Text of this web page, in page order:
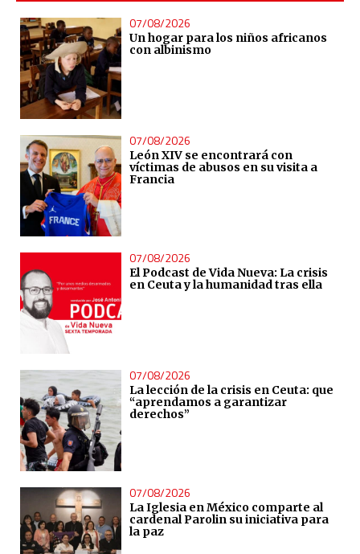
07/08/2026
Un hogar para los niños africanos
con albinismo
07/08/2026
León XIV se encontrará con
víctimas de abusos en su visita a
Francia
07/08/2026
El Podcast de Vida Nueva: La crisis
en Ceuta y la humanidad tras ella
07/08/2026
La lección de la crisis en Ceuta: que
“aprendamos a garantizar
derechos”
07/08/2026
La Iglesia en México comparte al
cardenal Parolin su iniciativa para
la paz